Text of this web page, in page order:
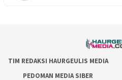
TIM REDAKSI HAURGEULIS MEDIA
PEDOMAN MEDIA SIBER